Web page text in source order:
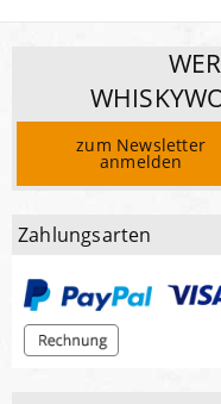
zum Newsletter
anmelden
Zahlungsarten